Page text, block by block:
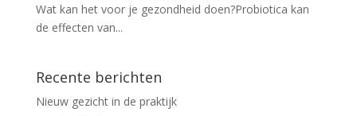
Wat kan het voor je gezondheid doen?Probiotica kan
de effecten van...
Recente berichten
Nieuw gezicht in de praktijk